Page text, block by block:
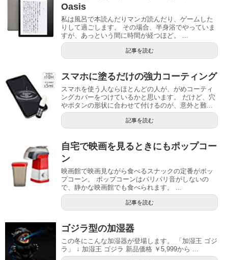
Oasis
私は風呂で本読んだりマンガ読んだり、ゲームした
りして過ごします。 その場合、半身浴でやっていま
すが、あっという間に時間が経つほど。 ...
記事を読む
スマホに塗るだけの強力コーティング
スマホを使う人ならほとんどの人が、がめコーティ
ングカバーをつけているかと思います。 だけど、穴
やボタンの形状に合わせて付けるのが、意外と難...
記事を読む
自宅で映画を見るときにもポップコー
ン
映画館で映画見ながら食べるスナックの定番がポッ
プコーン。 ポップコーンはパリパリ音がしないの
で、静かな映画館でも食べられます。 ...
記事を読む
ゴジラ型の加湿器
この冬にこんな加湿器が登場します。 「加湿王 ゴジ
ラ」 ↓ 加湿王 ゴジラ 新品価格 ￥5,999から ...